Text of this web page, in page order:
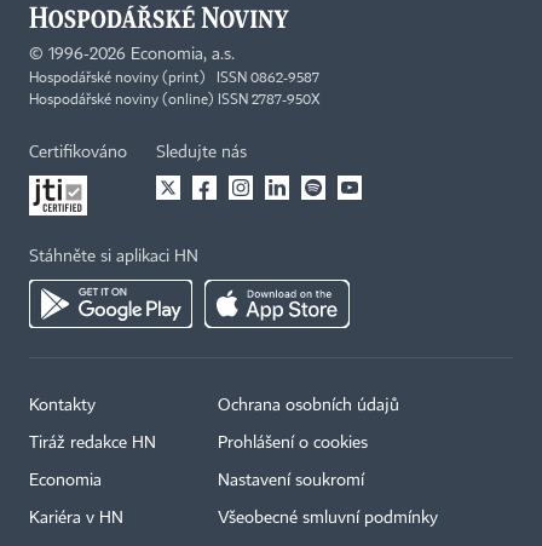
© 1996-2026 Economia, a.s.
Hospodářské noviny (print) ISSN 0862-9587
Hospodářské noviny (online) ISSN 2787-950X
Certifikováno Sledujte nás
Stáhněte si aplikaci HN
Kontakty
Tiráž redakce HN
Economia
Kariéra v HN
Ochrana osobních údajů
Prohlášení o cookies
Nastavení soukromí
Všeobecné smluvní podmínky